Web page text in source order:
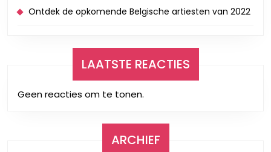
Ontdek de opkomende Belgische artiesten van 2022
LAATSTE REACTIES
Geen reacties om te tonen.
ARCHIEF